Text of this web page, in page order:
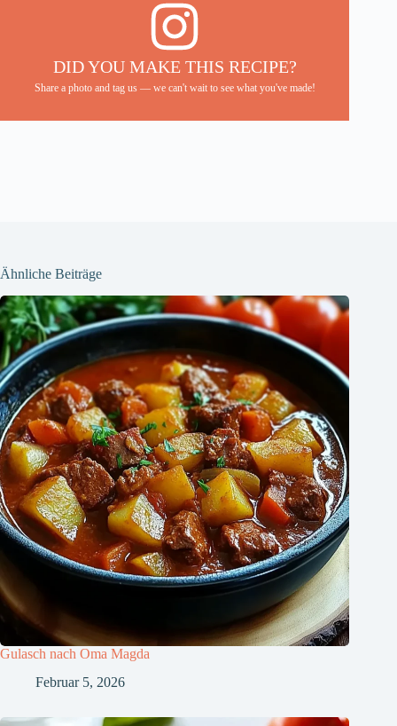
DID YOU MAKE THIS RECIPE?
Share a photo and tag us — we can't wait to see what you've made!
Ähnliche Beiträge
Gulasch nach Oma Magda
Februar 5, 2026